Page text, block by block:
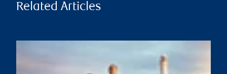
Related Articles